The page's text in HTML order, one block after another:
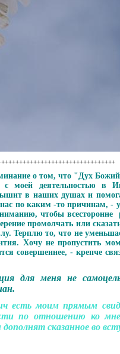
о том, что "Дух
с моей деятельностью в
в наших душах и
по каким -то причинам,
чтобы всесторонне
промолчать или
Терплю то, что не
Хочу не пропустить
совершеннее, - крепче
для меня не
есть моим прямым
по отношению ко
сказанное во